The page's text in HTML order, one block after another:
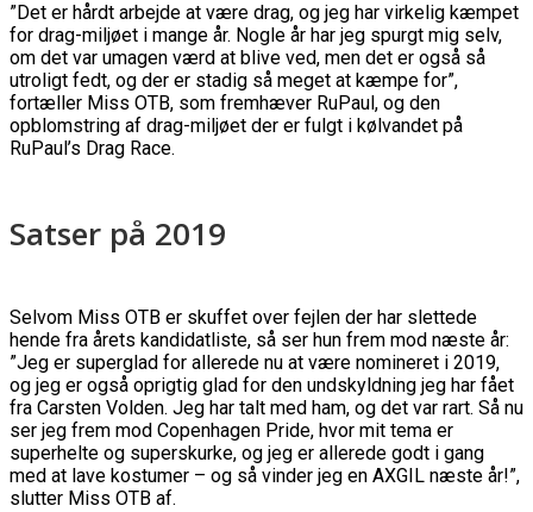
”Det er hårdt arbejde at være drag, og jeg har virkelig kæmpet
for drag-miljøet i mange år. Nogle år har jeg spurgt mig selv,
om det var umagen værd at blive ved, men det er også så
utroligt fedt, og der er stadig så meget at kæmpe for”,
fortæller Miss OTB, som fremhæver RuPaul, og den
opblomstring af drag-miljøet der er fulgt i kølvandet på
RuPaul’s Drag Race.
Satser på 2019
Selvom Miss OTB er skuffet over fejlen der har slettede
hende fra årets kandidatliste, så ser hun frem mod næste år:
”Jeg er superglad for allerede nu at være nomineret i 2019,
og jeg er også oprigtig glad for den undskyldning jeg har fået
fra Carsten Volden. Jeg har talt med ham, og det var rart. Så nu
ser jeg frem mod Copenhagen Pride, hvor mit tema er
superhelte og superskurke, og jeg er allerede godt i gang
med at lave kostumer – og så vinder jeg en AXGIL næste år!”,
slutter Miss OTB af.